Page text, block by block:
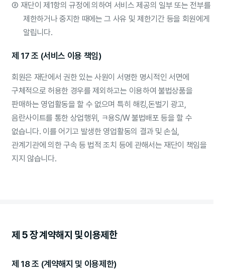
② 재단이 제1항의 규정에 의하여 서비스 제공의 일부 또는 전부를
제한하거나 중지한 때에는 그 사유 및 제한기간 등을 회원에게
알립니다.
제 17 조 (서비스 이용 책임)
회원은 재단에서 권한 있는 사원이 서명한 명시적인 서면에
구체적으로 허용한 경우를 제외하고는 이용하여 불법상품을
판매하는 영업활동을 할 수 없으며 특히 해킹,돈벌기 광고,
음란사이트를 통한 상업행위, ㅋ용S/W 불법배포 등을 할 수
없습니다. 이를 어기고 발생한 영업활동의 결과 및 손실,
관계기관에 의한 구속 등 법적 조치 등에 관해서는 재단이 책임을
지지 않습니다.
제 5 장 계약해지 및 이용제한
제 18 조 (계약해지 및 이용제한)